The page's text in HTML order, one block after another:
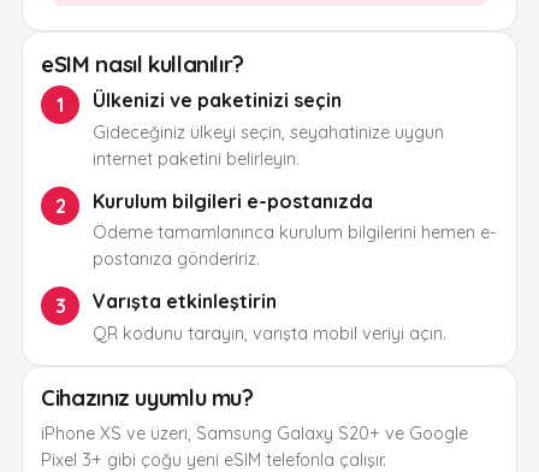
eSIM nasıl kullanılır?
1 Ülkenizi ve paketinizi seçin
Gideceğiniz ülkeyi seçin, seyahatinize uygun
internet paketini belirleyin.
2 Kurulum bilgileri e-postanızda
Ödeme tamamlanınca kurulum bilgilerini hemen e-
postanıza göndeririz.
3 Varışta etkinleştirin
QR kodunu tarayın, varışta mobil veriyi açın.
Cihazınız uyumlu mu?
iPhone XS ve üzeri, Samsung Galaxy S20+ ve Google
Pixel 3+ gibi çoğu yeni eSIM telefonla çalışır.